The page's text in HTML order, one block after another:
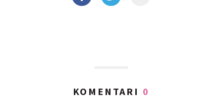
KOMENTARI 0